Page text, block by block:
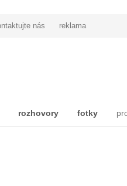
nás reklama
rozhovory fotky